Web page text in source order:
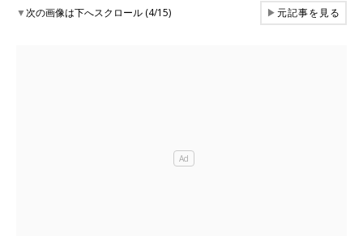
▼次の画像は下へスクロール (4/15) ▶元記事を見る